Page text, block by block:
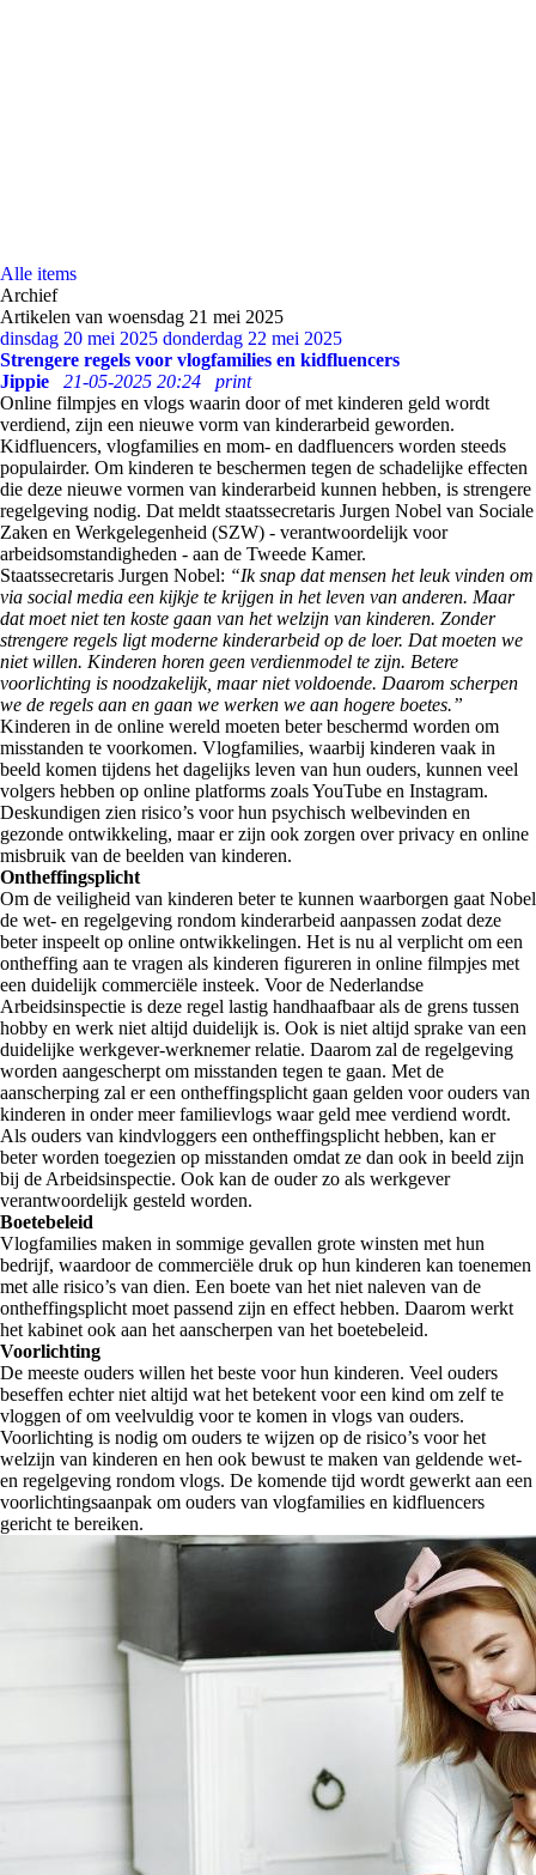
Alle items
Archief
Artikelen van woensdag 21 mei 2025
dinsdag 20 mei 2025 donderdag 22 mei 2025
Strengere regels voor vlogfamilies en kidfluencers
Jippie
21-05-2025 20:24
print
Online filmpjes en vlogs waarin door of met kinderen geld wordt
verdiend, zijn een nieuwe vorm van kinderarbeid geworden.
Kidfluencers, vlogfamilies en mom- en dadfluencers worden steeds
populairder. Om kinderen te beschermen tegen de schadelijke effecten
die deze nieuwe vormen van kinderarbeid kunnen hebben, is strengere
regelgeving nodig. Dat meldt staatssecretaris Jurgen Nobel van Sociale
Zaken en Werkgelegenheid (SZW) - verantwoordelijk voor
arbeidsomstandigheden - aan de Tweede Kamer.
Staatssecretaris Jurgen Nobel: “Ik snap dat mensen het leuk vinden om
via social media een kijkje te krijgen in het leven van anderen. Maar
dat moet niet ten koste gaan van het welzijn van kinderen. Zonder
strengere regels ligt moderne kinderarbeid op de loer. Dat moeten we
niet willen. Kinderen horen geen verdienmodel te zijn. Betere
voorlichting is noodzakelijk, maar niet voldoende. Daarom scherpen
we de regels aan en gaan we werken we aan hogere boetes.”
Kinderen in de online wereld moeten beter beschermd worden om
misstanden te voorkomen. Vlogfamilies, waarbij kinderen vaak in
beeld komen tijdens het dagelijks leven van hun ouders, kunnen veel
volgers hebben op online platforms zoals YouTube en Instagram.
Deskundigen zien risico’s voor hun psychisch welbevinden en
gezonde ontwikkeling, maar er zijn ook zorgen over privacy en online
misbruik van de beelden van kinderen.
Ontheffingsplicht
Om de veiligheid van kinderen beter te kunnen waarborgen gaat Nobel
de wet- en regelgeving rondom kinderarbeid aanpassen zodat deze
beter inspeelt op online ontwikkelingen. Het is nu al verplicht om een
ontheffing aan te vragen als kinderen figureren in online filmpjes met
een duidelijk commerciële insteek. Voor de Nederlandse
Arbeidsinspectie is deze regel lastig handhaafbaar als de grens tussen
hobby en werk niet altijd duidelijk is. Ook is niet altijd sprake van een
duidelijke werkgever-werknemer relatie. Daarom zal de regelgeving
worden aangescherpt om misstanden tegen te gaan. Met de
aanscherping zal er een ontheffingsplicht gaan gelden voor ouders van
kinderen in onder meer familievlogs waar geld mee verdiend wordt.
Als ouders van kindvloggers een ontheffingsplicht hebben, kan er
beter worden toegezien op misstanden omdat ze dan ook in beeld zijn
bij de Arbeidsinspectie. Ook kan de ouder zo als werkgever
verantwoordelijk gesteld worden.
Boetebeleid
Vlogfamilies maken in sommige gevallen grote winsten met hun
bedrijf, waardoor de commerciële druk op hun kinderen kan toenemen
met alle risico’s van dien. Een boete van het niet naleven van de
ontheffingsplicht moet passend zijn en effect hebben. Daarom werkt
het kabinet ook aan het aanscherpen van het boetebeleid.
Voorlichting
De meeste ouders willen het beste voor hun kinderen. Veel ouders
beseffen echter niet altijd wat het betekent voor een kind om zelf te
vloggen of om veelvuldig voor te komen in vlogs van ouders.
Voorlichting is nodig om ouders te wijzen op de risico’s voor het
welzijn van kinderen en hen ook bewust te maken van geldende wet-
en regelgeving rondom vlogs. De komende tijd wordt gewerkt aan een
voorlichtingsaanpak om ouders van vlogfamilies en kidfluencers
gericht te bereiken.